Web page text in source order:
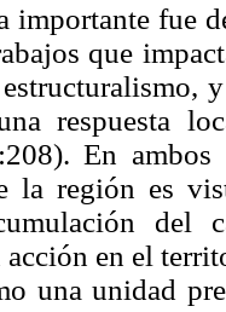
importante fue
que
respuesta
En
la región es
del
acción en el
una unidad